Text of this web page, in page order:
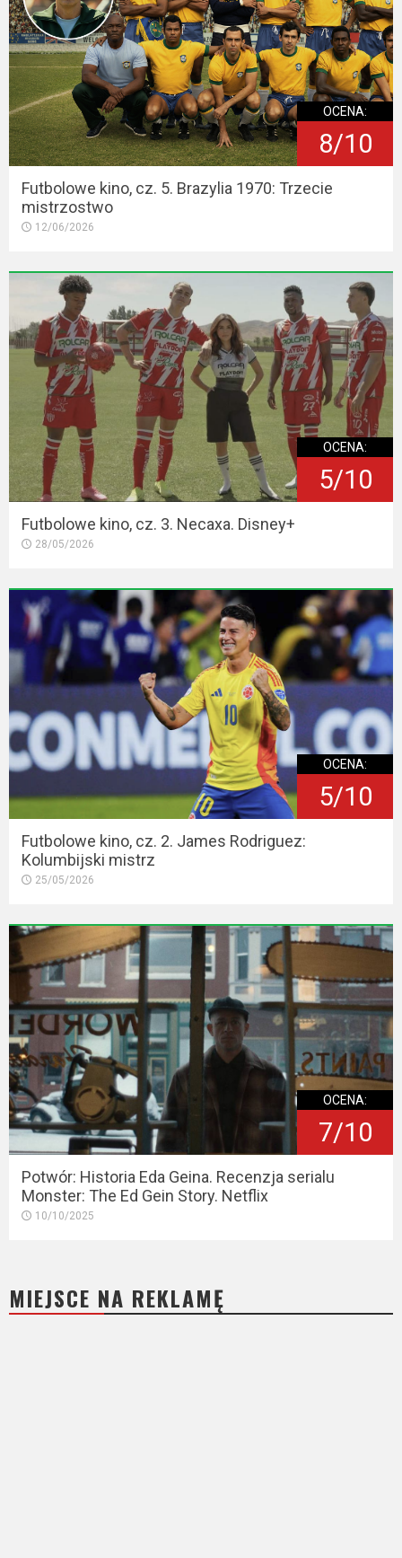
OCENA:
8/10
Futbolowe kino, cz. 5. Brazylia 1970: Trzecie
mistrzostwo
12/06/2026
OCENA:
5/10
Futbolowe kino, cz. 3. Necaxa. Disney+
28/05/2026
OCENA:
5/10
Futbolowe kino, cz. 2. James Rodriguez:
Kolumbijski mistrz
25/05/2026
OCENA:
7/10
Potwór: Historia Eda Geina. Recenzja serialu
Monster: The Ed Gein Story. Netflix
10/10/2025
MIEJSCE NA REKLAMĘ